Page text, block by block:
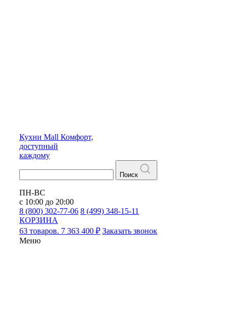
Кухни Mall Комфорт,
доступный
каждому
Поиск
ПН-ВС
с 10:00 до 20:00
8 (800) 302-77-06 8 (499) 348-15-11
КОРЗИНА
63 товаров. 7 363 400 ₽ Заказать звонок
Меню